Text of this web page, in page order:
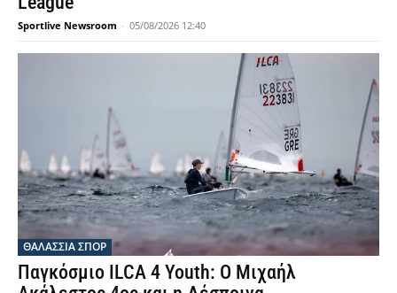
Sportlive Newsroom - 05/08/2026 12:40
ΘΑΛΆΣΣΙΑ ΣΠΟΡ
Παγκόσμιο ILCA 4 Youth: Ο Μιχαήλ